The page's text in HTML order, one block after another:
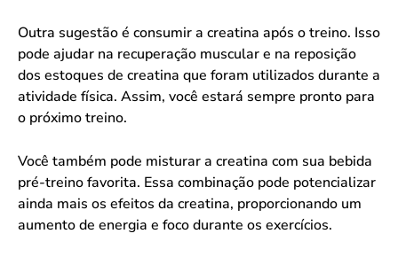
Outra sugestão é consumir a creatina após o treino. Isso
pode ajudar na recuperação muscular e na reposição
dos estoques de creatina que foram utilizados durante a
atividade física. Assim, você estará sempre pronto para
o próximo treino.
Você também pode misturar a creatina com sua bebida
pré-treino favorita. Essa combinação pode potencializar
ainda mais os efeitos da creatina, proporcionando um
aumento de energia e foco durante os exercícios.